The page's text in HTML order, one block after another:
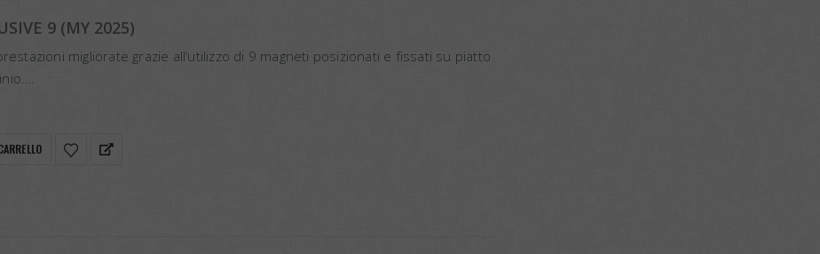
9 (MY 2025)
migliorate grazie all’utilizzo di 9 magneti posizionati e fissati su piatto